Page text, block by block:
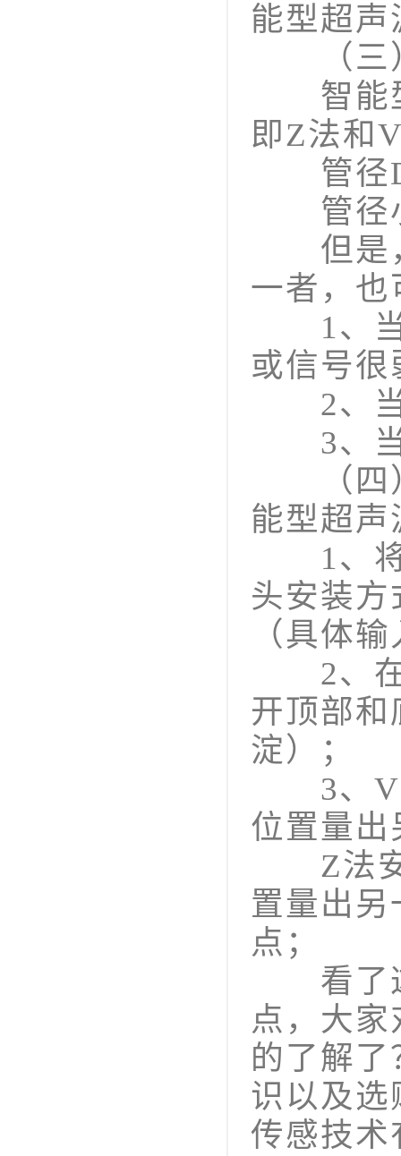
能型超
（三）
智能型
即Z法和
管径D
管径小
但是，
一者，
1、当
或信号很
2、当
3、当
（四）
能型超
1、将
头安装
（具体
2、在
开顶部
淀）；
3、V法
位置量出
Z法安
置量出
点；
看了这
点，大
的了解
识以及
传感技术